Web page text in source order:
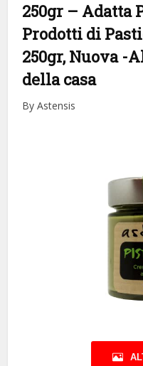
250gr – Adatta
Prodotti di
250gr, Nuova -
della casa
By Astensis